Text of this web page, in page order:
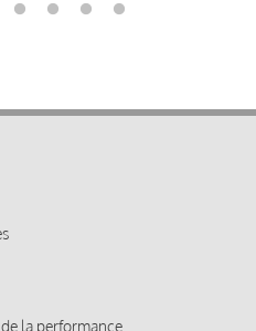
la performance